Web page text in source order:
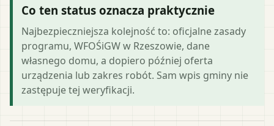
Co ten status oznacza praktycznie
Najbezpieczniejsza kolejność to: oficjalne zasady
programu, WFOŚiGW w Rzeszowie, dane
własnego domu, a dopiero później oferta
urządzenia lub zakres robót. Sam wpis gminy nie
zastępuje tej weryfikacji.